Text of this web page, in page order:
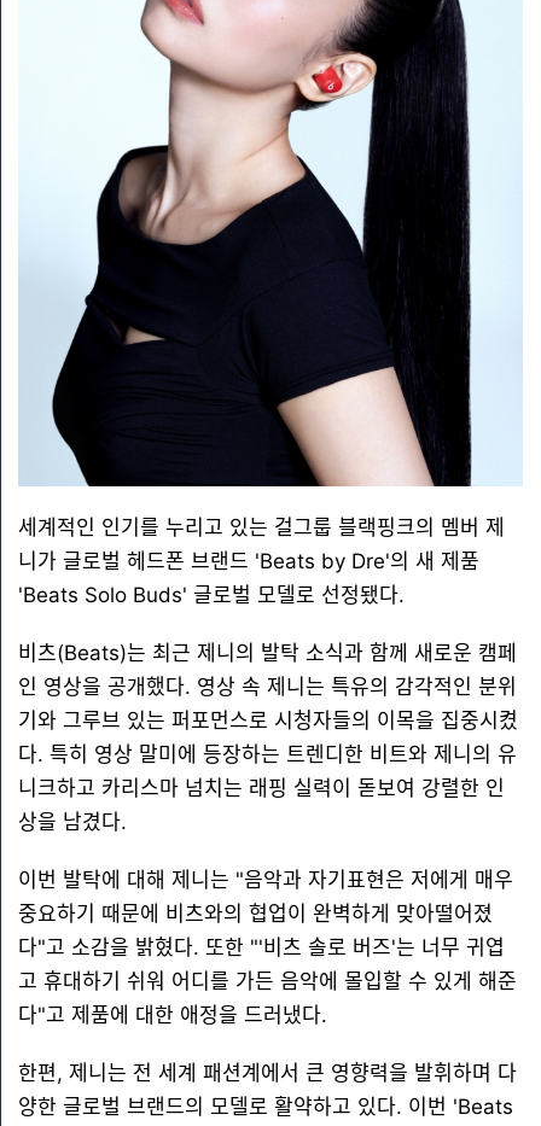
세계적인 인기를 누리고 있는 걸그룹 블랙핑크의 멤버 제
니가 글로벌 헤드폰 브랜드 'Beats by Dre'의 새 제품
'Beats Solo Buds' 글로벌 모델로 선정됐다.
비츠(Beats)는 최근 제니의 발탁 소식과 함께 새로운 캠페
인 영상을 공개했다. 영상 속 제니는 특유의 감각적인 분위
기와 그루브 있는 퍼포먼스로 시청자들의 이목을 집중시켰
다. 특히 영상 말미에 등장하는 트렌디한 비트와 제니의 유
니크하고 카리스마 넘치는 래핑 실력이 돋보여 강렬한 인
상을 남겼다.
이번 발탁에 대해 제니는 "음악과 자기표현은 저에게 매우
중요하기 때문에 비츠와의 협업이 완벽하게 맞아떨어졌
다"고 소감을 밝혔다. 또한 "'비츠 솔로 버즈'는 너무 귀엽
고 휴대하기 쉬워 어디를 가든 음악에 몰입할 수 있게 해준
다"고 제품에 대한 애정을 드러냈다.
한편, 제니는 전 세계 패션계에서 큰 영향력을 발휘하며 다
양한 글로벌 브랜드의 모델로 활약하고 있다. 이번 'Beats